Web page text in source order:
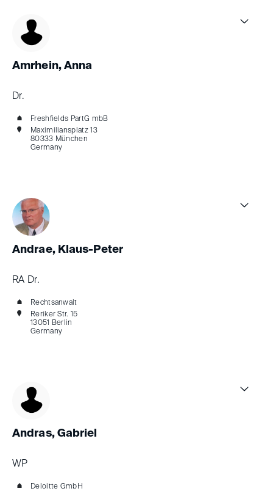
Amrhein, Anna
Dr.
Freshfields PartG mbB
Maximiliansplatz 13
80333 München
Germany
Andrae, Klaus-Peter
RA Dr.
Rechtsanwalt
Reriker Str. 15
13051 Berlin
Germany
Andras, Gabriel
WP
Deloitte GmbH